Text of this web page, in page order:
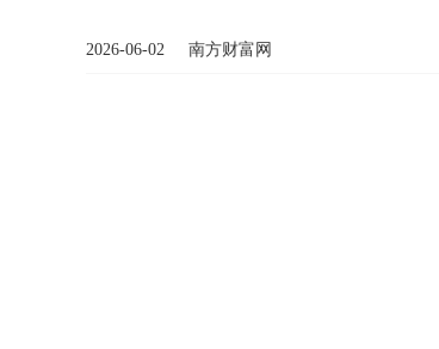
2026-06-02 南方财富网